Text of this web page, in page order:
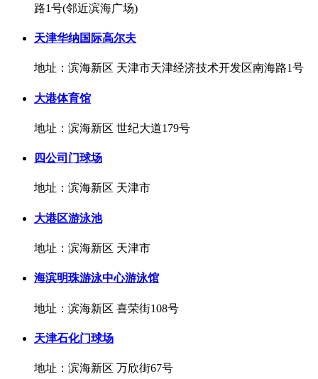
路1号(邻近滨海广场)
天津华纳国际高尔夫
地址：滨海新区 天津市天津经济技术开发区南海路1号
大港体育馆
地址：滨海新区 世纪大道179号
四公司门球场
地址：滨海新区 天津市
大港区游泳池
地址：滨海新区 天津市
海滨明珠游泳中心游泳馆
地址：滨海新区 喜荣街108号
天津石化门球场
地址：滨海新区 万欣街67号